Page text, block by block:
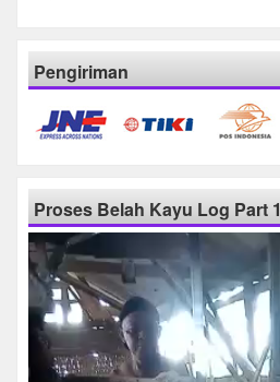
Pengiriman
Proses Belah Kayu Log Part 1
Pemutar
Video